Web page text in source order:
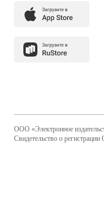
ООО «Электронное
Свидетельство о